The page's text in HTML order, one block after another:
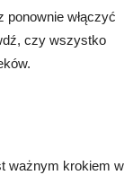
włączyć
czy wszystko
ważnym krokiem w